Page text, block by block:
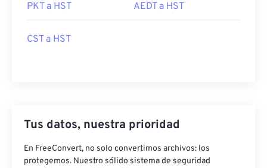
PKT a HST AEDT a HST
CST a HST
Tus datos, nuestra prioridad
En FreeConvert, no solo convertimos archivos: los
protegemos. Nuestro sólido sistema de seguridad